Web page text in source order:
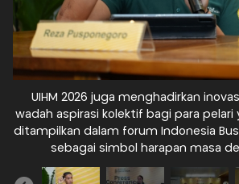
UIHM 2026 juga menghadirkan
wadah aspirasi kolektif bagi para pelari
ditampilkan dalam forum Indonesia
sebagai simbol harapan masa